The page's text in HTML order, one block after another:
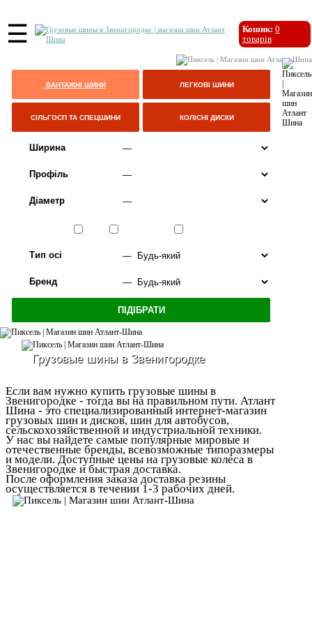
☰ Кошик: 0
товарів
ВАНТАЖНІ ШИНИ ЛЕГКОВІ ШИНИ
СІЛЬГОСП ТА СПЕЦШИНИ КОЛІСНІ ДИСКИ
Ширина
Профіль
Діаметр
Тип осі
Бренд
Грузовые шины в Звенигородке
Если вам нужно купить грузовые шины в
Звенигородке - тогда вы на правильном пути. Атлант
Шина - это специализированный интернет-магазин
грузовых шин и дисков, шин для автобусов,
сельскохозяйственной и индустриальной техники.
У нас вы найдете самые популярные мировые и
отечественные бренды, всевозможные типоразмеры
и модели. Доступные цены на грузовые колеса в
Звенигородке и быстрая доставка.
После оформления заказа доставка резины
осуществляется в течении 1-3 рабочих дней.